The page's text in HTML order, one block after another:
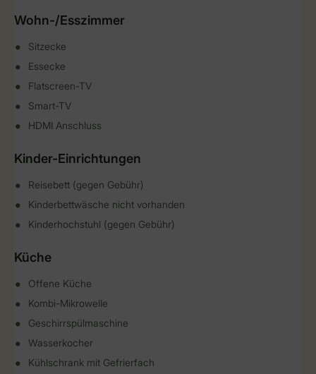
Wohn-/Esszimmer
Sitzecke
Essecke
Flatscreen-TV
Smart-TV
HDMI Anschluss
Kinder-Einrichtungen
Reisebett (gegen Gebühr)
Kinderbettwäsche nicht vorhanden
Kinderhochstuhl (gegen Gebühr)
Küche
Offene Küche
Kombi-Mikrowelle
Geschirrspülmaschine
Wasserkocher
Kühlschrank mit Gefrierfach